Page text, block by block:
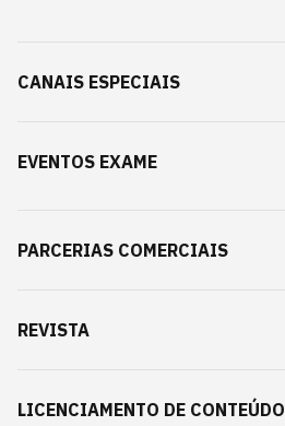
CANAIS ESPECIAIS
EVENTOS EXAME
PARCERIAS COMERCIAIS
REVISTA
LICENCIAMENTO DE CONTEÚDO